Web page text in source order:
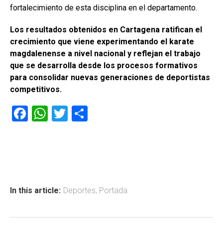
fortalecimiento de esta disciplina en el departamento.
Los resultados obtenidos en Cartagena ratifican el
crecimiento que viene experimentando el karate
magdalenense a nivel nacional y reflejan el trabajo
que se desarrolla desde los procesos formativos
para consolidar nuevas generaciones de deportistas
competitivos.
F
ok
W
p
T
tir
In this article: Deportes, Portada